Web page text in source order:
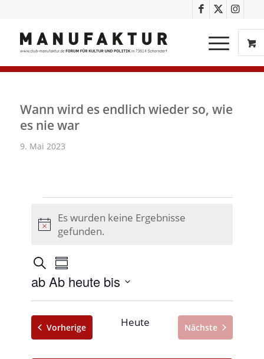
Wann wird es endlich wieder so, wie
es nie war
9. Mai 2023
Hinweis
Es wurden keine Ergebnisse
gefunden.
Veranstaltungen
Suche
und
Ansichten,
Navigation
SucheVeranstaltung
Ansichten-
Navigation
Zusammenfassung
ab Ab heute bis
Datum
auswählen.
VorherigeVeranstaltungen
Heute
Nächste